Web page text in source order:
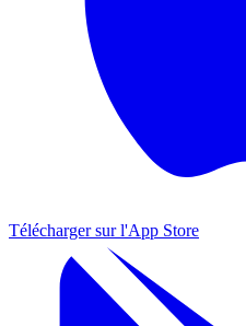
Télécharger sur l'App Store